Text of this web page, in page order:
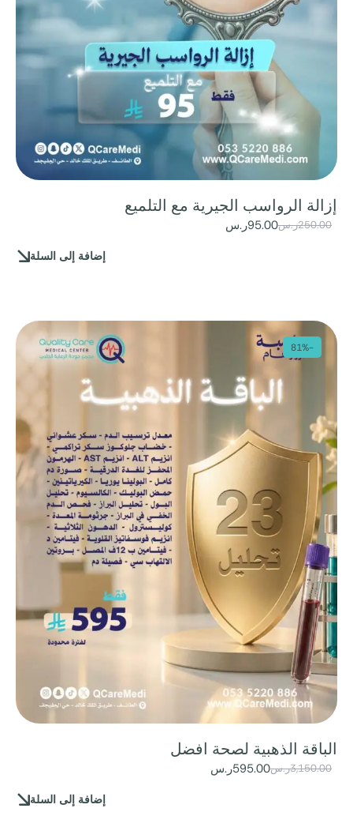
إزالة الرواسب الجيرية مع التلميع
250.00ر.س95.00ر.س
إضافة إلى السلة
-81%
الباقة الذهبية لصحة افضل
3,150.00ر.س595.00ر.س
إضافة إلى السلة